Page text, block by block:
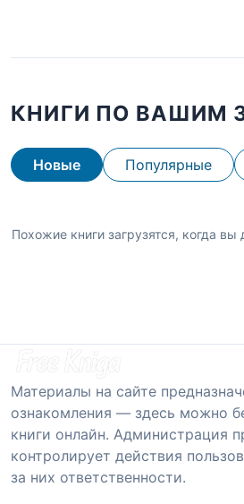
КНИГИ ПО ВАШИМ
Новые Популярные
Похожие книги загрузятся, когда вы
Материалы на сайте
ознакомления — здесь можно
книги онлайн. Администрация
контролирует действия
за них ответственности.